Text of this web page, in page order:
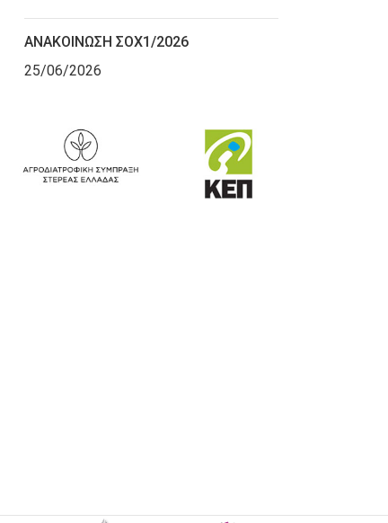
ΑΝΑΚΟΙΝΩΣΗ ΣΟΧ1/2026
25/06/2026